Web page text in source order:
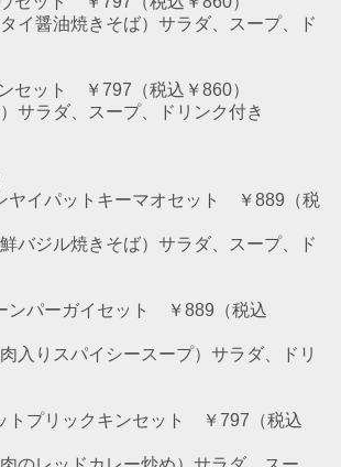
油焼きそば）サラダ、スープ、ド
セット ￥797（税込￥860）
ダ、スープ、ドリンク付き
イパットキーマオセット ￥889（税
きそば）サラダ、スープ、ド
パーガイセット ￥889（税込
イシースープ）サラダ、ドリ
プリックキンセット ￥797（税込